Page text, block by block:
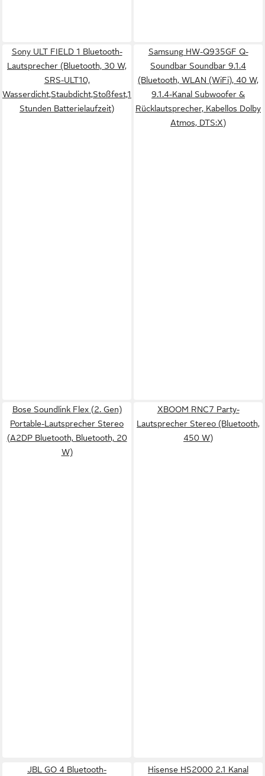
Sony ULT FIELD 1 Bluetooth-
Lautsprecher (Bluetooth, 30 W,
SRS-ULT10,
Wasserdicht,Staubdicht,Stoßfest,12
Stunden Batterielaufzeit)
Samsung HW-Q935GF Q-
Soundbar Soundbar 9.1.4
(Bluetooth, WLAN (WiFi), 40 W,
9.1.4-Kanal Subwoofer &
Rücklautsprecher, Kabellos Dolby
Atmos, DTS:X)
Bose Soundlink Flex (2. Gen)
Portable-Lautsprecher Stereo
(A2DP Bluetooth, Bluetooth, 20
W)
XBOOM RNC7 Party-
Lautsprecher Stereo (Bluetooth,
450 W)
JBL GO 4 Bluetooth- Hisense HS2000 2.1 Kanal